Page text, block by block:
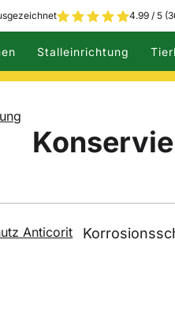
4.99 / 5
Stalleinrichtung